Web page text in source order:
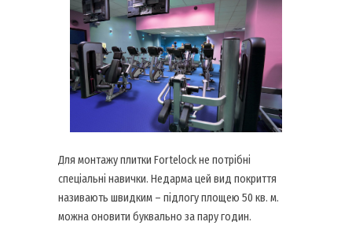
Для монтажу плитки Fortelock не потрібні
спеціальні навички. Недарма цей вид покриття
називають швидким – підлогу площею 50 кв. м.
можна оновити буквально за пару годин.